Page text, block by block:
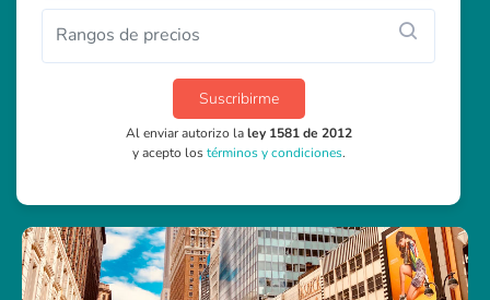
Rangos de precios
Suscribirme
Al enviar autorizo laley 1581 de 2012
y acepto lostérminos y condiciones.